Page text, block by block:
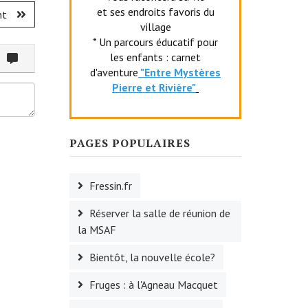
et ses endroits favoris du
village
* Un parcours éducatif pour
les enfants : carnet
d'aventure "Entre Mystères
Pierre et Rivière"
PAGES POPULAIRES
Fressin.fr
Réserver la salle de réunion de
la MSAF
Bientôt, la nouvelle école?
Fruges : à l'Agneau Macquet